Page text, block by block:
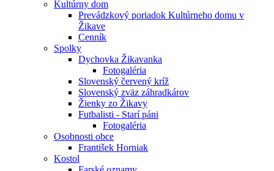
Kultúrny dom
Prevádzkový poriadok Kultúrneho domu v
Žikave
Cenník
Spolky
Dychovka Žikavanka
Fotogaléria
Slovenský červený kríž
Slovenský zväz záhradkárov
Žienky zo Žikavy
Futbalisti - Starí páni
Fotogaléria
Osobnosti obce
František Horniak
Kostol